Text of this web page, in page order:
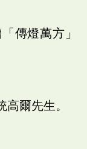
傳燈萬方」
爾先生。